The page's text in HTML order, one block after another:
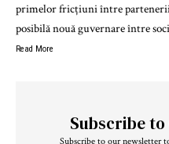
primelor fricțiuni între partenerii
posibilă nouă guvernare între
Read More
Subscribe
Subscribe to our newsletter